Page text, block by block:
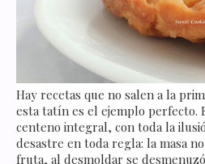
Hay recetas que no salen a la
esta tatín es el ejemplo perfecto.
centeno integral, con toda la
desastre en toda regla: la masa
fruta, al desmoldar se